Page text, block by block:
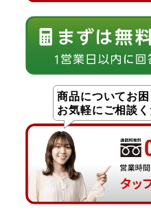
商品についてお
お気軽にご相談